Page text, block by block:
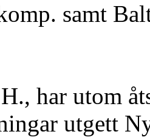
samt
har utom
utgett